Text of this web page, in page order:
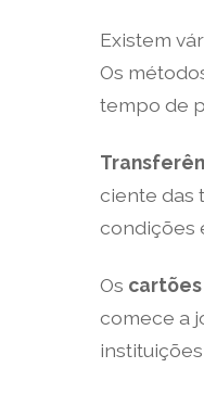
Existem
Os
tempo de
ciente das
condições
Os
comece a